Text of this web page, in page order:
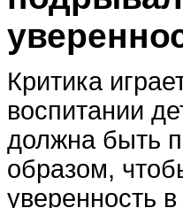
Критика
воспитании
должна быть
образом,
уверенность